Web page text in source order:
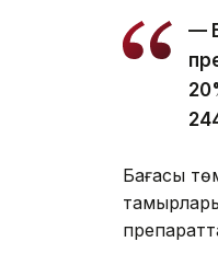
—
Бағасы